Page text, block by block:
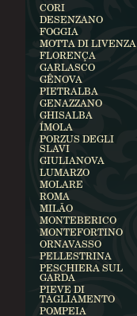
CORI
DESENZANO
FOGGIA
MOTTA DI LIVENZA
FLORENÇA
GARLASCO
GÊNOVA
PIETRALBA
GENAZZANO
GHISALBA
ÍMOLA
PORZUS DEGLI
SLAVI
GIULIANOVA
LUMARZO
MOLARE
ROMA
MILÃO
MONTEBERICO
MONTEFORTINO
ORNAVASSO
PELLESTRINA
PESCHIERA SUL
GARDA
PIEVE DI
TAGLIAMENTO
POMPEIA